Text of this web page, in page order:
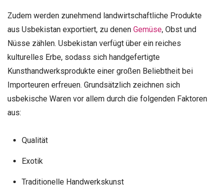
Zudem werden zunehmend landwirtschaftliche Produkte
aus Usbekistan exportiert, zu denen Gemüse, Obst und
Nüsse zählen. Usbekistan verfügt über ein reiches
kulturelles Erbe, sodass sich handgefertigte
Kunsthandwerksprodukte einer großen Beliebtheit bei
Importeuren erfreuen. Grundsätzlich zeichnen sich
usbekische Waren vor allem durch die folgenden Faktoren
aus:
Qualität
Exotik
Traditionelle Handwerkskunst